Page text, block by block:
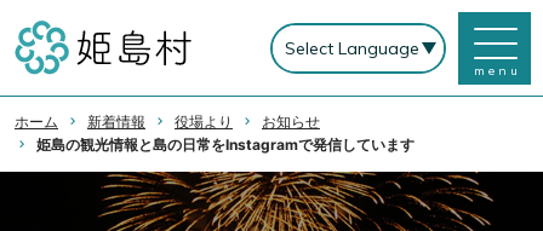
menu
ホーム 新着情報 役場より
お知らせ
姫島の観光情報と島の日常をInstagramで発信しています